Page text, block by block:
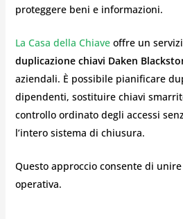
proteggere beni e informazioni.
La Casa della Chiave offre un
duplicazione chiavi Daken
aziendali. È possibile pianificare
dipendenti, sostituire chiavi
controllo ordinato degli accessi
l’intero sistema di chiusura.
Questo approccio consente di
operativa.